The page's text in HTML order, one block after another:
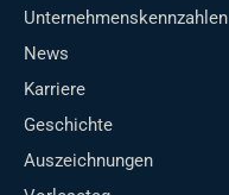
Unternehmenskennzahlen
News
Karriere
Geschichte
Auszeichnungen